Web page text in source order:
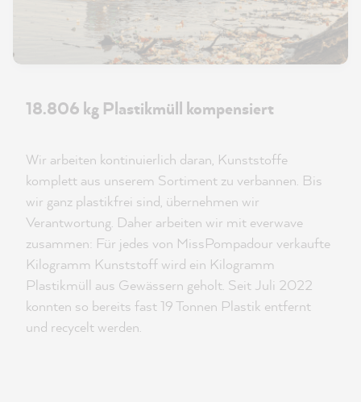
18.806 kg Plastikmüll kompensiert
Wir arbeiten kontinuierlich daran, Kunststoffe
komplett aus unserem Sortiment zu verbannen. Bis
wir ganz plastikfrei sind, übernehmen wir
Verantwortung. Daher arbeiten wir mit everwave
zusammen: Für jedes von MissPompadour verkaufte
Kilogramm Kunststoff wird ein Kilogramm
Plastikmüll aus Gewässern geholt. Seit Juli 2022
konnten so bereits fast 19 Tonnen Plastik entfernt
und recycelt werden.